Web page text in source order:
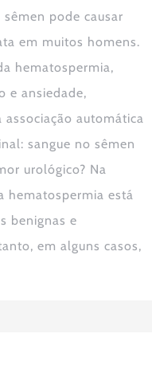
sêmen pode causar
em muitos homens.
hematospermia,
e ansiedade,
automática
sangue no sêmen
urológico? Na
hematospermia está
benignas e
em alguns casos,